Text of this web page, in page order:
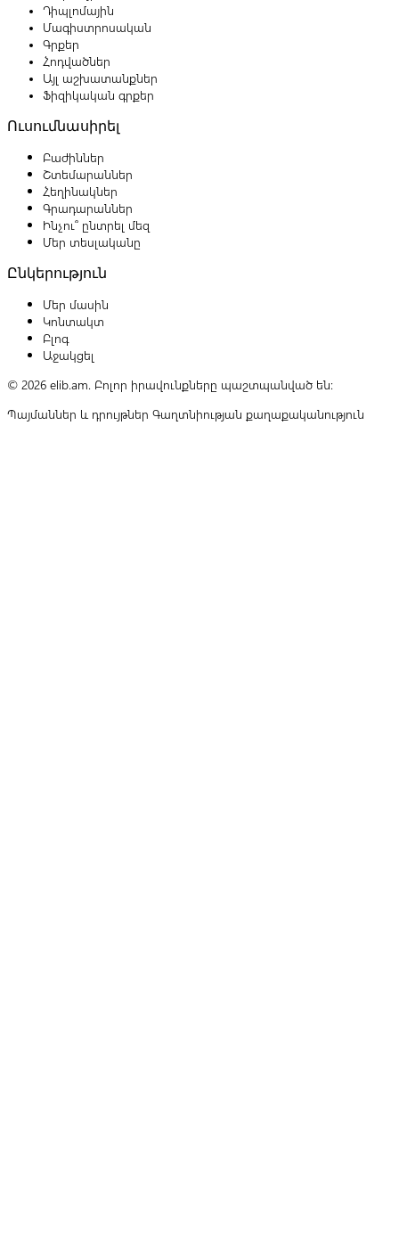
Դիպլոմային
Մագիստրոսական
Գրքեր
Հոդվածներ
Այլ աշխատանքներ
Ֆիզիկական գրքեր
Ուսումնասիրել
Բաժիններ
Շտեմարաններ
Հեղինակներ
Գրադարաններ
Ինչու՞ ընտրել մեզ
Մեր տեսլականը
Ընկերություն
Մեր մասին
Կոնտակտ
Բլոգ
Աջակցել
© 2026 elib.am. Բոլոր իրավունքները պաշտպանված են:
Պայմաններ և դրույթներ Գաղտնիության քաղաքականություն